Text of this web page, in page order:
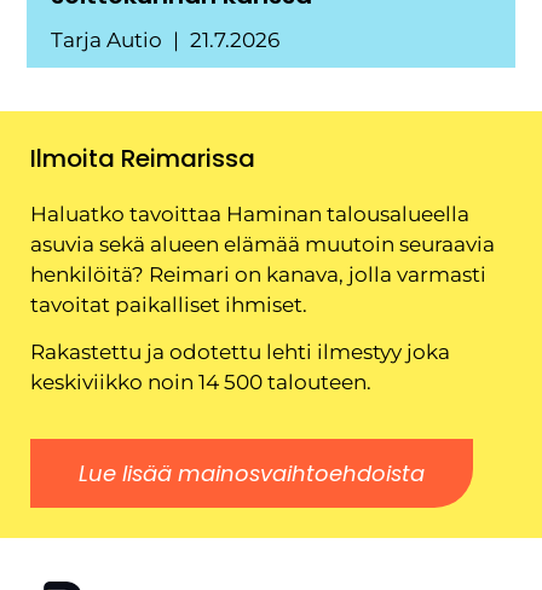
Tarja Autio 21.7.2026
Ilmoita Reimarissa
Haluatko tavoittaa Haminan talousalueella
asuvia sekä alueen elämää muutoin seuraavia
henkilöitä? Reimari on kanava, jolla varmasti
tavoitat paikalliset ihmiset.
Rakastettu ja odotettu lehti ilmestyy joka
keskiviikko noin 14 500 talouteen.
Lue lisää mainosvaihtoehdoista